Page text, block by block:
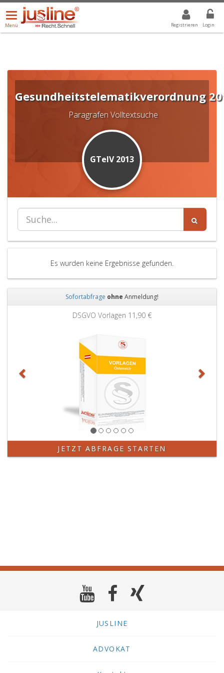
Registrieren Login
Menü
öffnen/schließen
Menü
ALLE DROPDOWN: GEWÄHLTER WERT IST ALLE
Gesundheitstelematikverordnung
Paragrafen Volltextsuche
GTelV 2013
Es wurden keine Ergebnisse gefunden.
Sofortabfrage ohne Anmeldung!
DSGVO Vorlagen 11,90 €
JETZT ABFRAGE STARTEN
JUSLINE
ADVOKAT